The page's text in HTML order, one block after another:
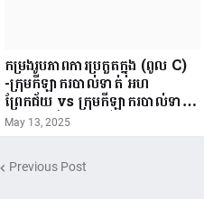
កម្រងរូបភាពការប្រកួតក្នុង (ពូល C)
-ក្រុមកីឡាករបាល់ទាត់ អហ
ព្រែកជ័យ vs ក្រុមកីឡាករបាល់ទាត់
អហ គ្រុឌជ័យ -ក្រុមកីឡាករបាល់ទាត់
របាល់ទាត់ អហ រាជគ្រុឌ ថ្ងៃទី១៣ ខែ
ឧសភា ឆ្នាំ២០២៥...
May 13, 2025
Previous Post